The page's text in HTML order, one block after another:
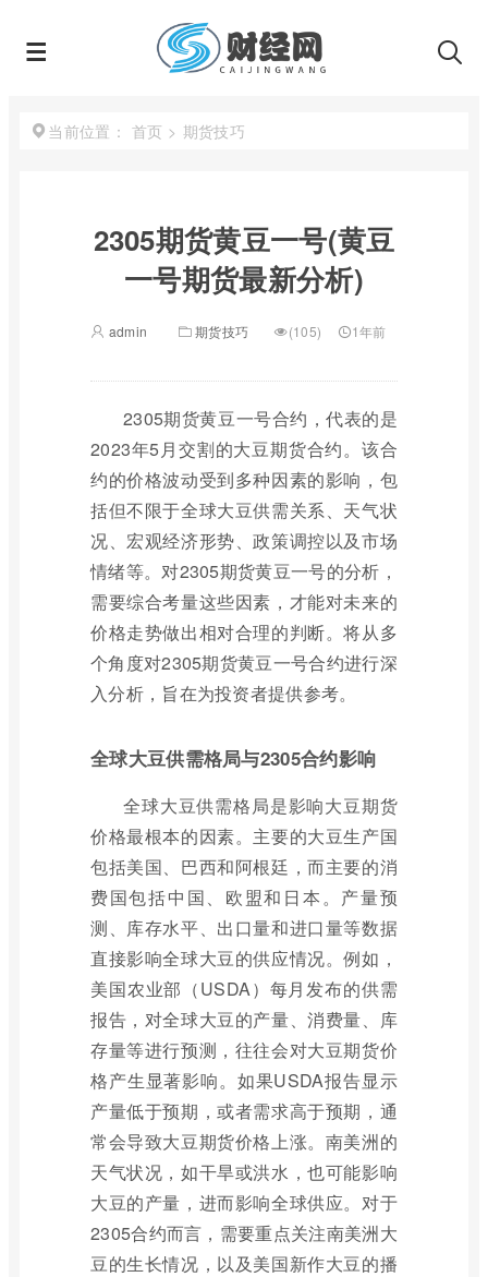
当前位置： 首页 > 期货技巧
2305期货黄豆一号(黄豆
一号期货最新分析)
admin 期货技巧 (105) 1年前
2305期货黄豆一号合约，代表的是
2023年5月交割的大豆期货合约。该合
约的价格波动受到多种因素的影响，包
括但不限于全球大豆供需关系、天气状
况、宏观经济形势、政策调控以及市场
情绪等。对2305期货黄豆一号的分析，
需要综合考量这些因素，才能对未来的
价格走势做出相对合理的判断。将从多
个角度对2305期货黄豆一号合约进行深
入分析，旨在为投资者提供参考。
全球大豆供需格局与2305合约影响
全球大豆供需格局是影响大豆期货
价格最根本的因素。主要的大豆生产国
包括美国、巴西和阿根廷，而主要的消
费国包括中国、欧盟和日本。产量预
测、库存水平、出口量和进口量等数据
直接影响全球大豆的供应情况。例如，
美国农业部（USDA）每月发布的供需
报告，对全球大豆的产量、消费量、库
存量等进行预测，往往会对大豆期货价
格产生显著影响。如果USDA报告显示
产量低于预期，或者需求高于预期，通
常会导致大豆期货价格上涨。南美洲的
天气状况，如干旱或洪水，也可能影响
大豆的产量，进而影响全球供应。对于
2305合约而言，需要重点关注南美洲大
豆的生长情况，以及美国新作大豆的播